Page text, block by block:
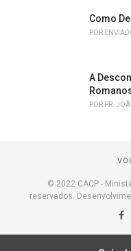
Como
POR
A
POR PR.
© 2022 CACP -
reservados.